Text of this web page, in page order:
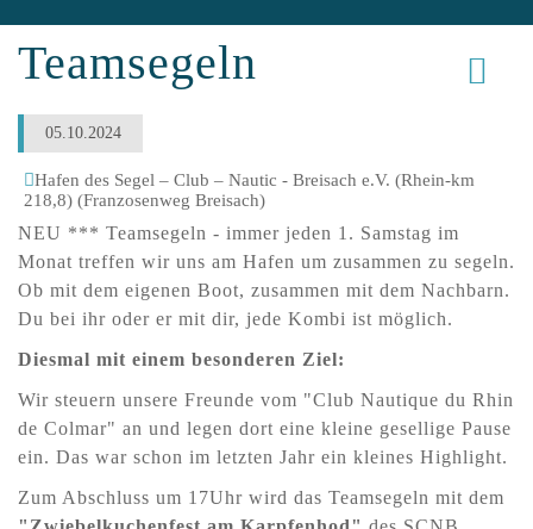
Teamsegeln
05.10.2024
Hafen des Segel – Club – Nautic - Breisach e.V. (Rhein-km
218,8) (Franzosenweg Breisach)
NEU *** Teamsegeln - immer jeden 1. Samstag im
Monat treffen wir uns am Hafen um zusammen zu segeln.
Ob mit dem eigenen Boot, zusammen mit dem Nachbarn.
Du bei ihr oder er mit dir, jede Kombi ist möglich.
Diesmal mit einem besonderen Ziel:
Wir steuern unsere Freunde vom "Club Nautique du Rhin
de Colmar" an und legen dort eine kleine gesellige Pause
ein. Das war schon im letzten Jahr ein kleines Highlight.
Zum Abschluss um 17Uhr wird das Teamsegeln mit dem